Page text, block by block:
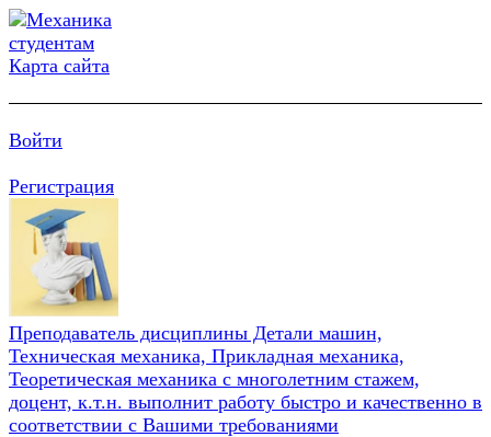
Карта сайта
Войти
Регистрация
Преподаватель дисциплины Детали машин,
Техническая механика, Прикладная механика,
Теоретическая механика с многолетним стажем,
доцент, к.т.н. выполнит работу быстро и качественно в
соответствии с Вашими требованиями